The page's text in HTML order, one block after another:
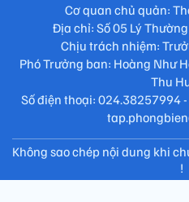
Cơ quan chủ quản:
Địa chỉ: Số 05 Lý
Chịu trách nhiệm:
Phó Trưởng ban: Hoàng Như
Thu
Số điện thoại: 024.38257994
Không sao chép nội dung khi
!